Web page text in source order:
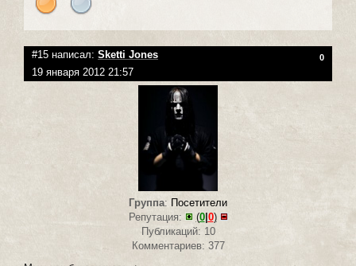
#15 написал: Sketti Jones 0
19 января 2012 21:57
Группа: Посетители
Репутация:
(0| 0)
Публикаций: 10
Комментариев: 377